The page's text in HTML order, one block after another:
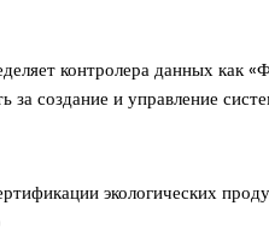
контролера данных как
за создание и управление
экологических